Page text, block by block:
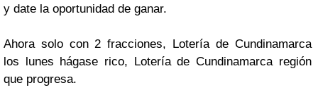
y date la oportunidad de ganar.
Ahora solo con 2 fracciones, Lotería de Cundinamarca
los lunes hágase rico, Lotería de Cundinamarca región
que progresa.